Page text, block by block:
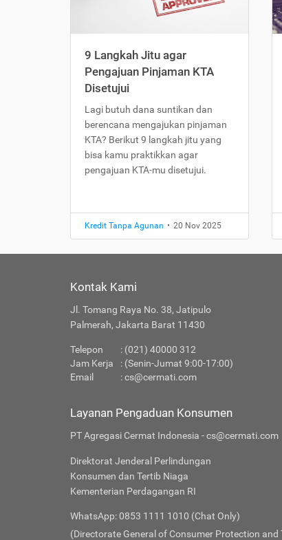
9 Langkah Jitu agar
Pengajuan Pinjaman KTA
Disetujui
Lagi butuh dana suntikan dan
berencana mengajukan pinjaman
KTA? Berikut 9 langkah jitu yang
bisa kamu praktikkan agar
pengajuan KTA-mu disetujui.
Kredit Tanpa Agunan • 20 Nov 2025
Kontak Kami
Jl. Tomang Raya No. 38, Jatipulo
Palmerah, Jakarta Barat 11430
Telepon
: (021) 40000 312
Jam Kerja
: (Senin-Jumat 9:00-17:00)
Email
:cs@cermati.com
Layanan Pengaduan Konsumen
PT Agregasi Cermat Indonesia - cs@cermati.com
Direktorat Jenderal Perlindungan
Konsumen dan Tertib Niaga
Kementerian Perdagangan RI
WhatsApp: 0853 1111 1010 (Chat Only)
(Directorate General of Consumer Protection and